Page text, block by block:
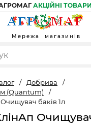
АКЦІЙНІ ТОВАРИ
Мережа магазинів
/ Добрива
/
(Quantum)
/
баків 1л